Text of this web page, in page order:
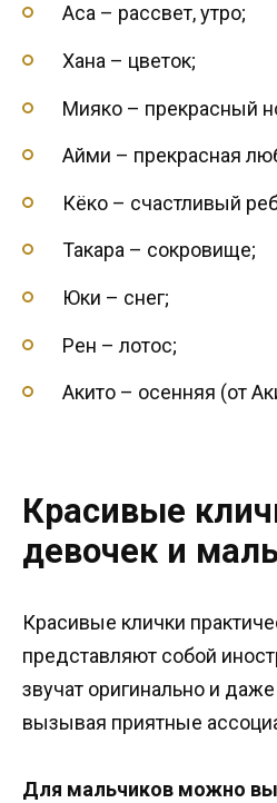
Аса – рассвет, утро;
Хана – цветок;
Мияко – прекрасный
Айми – прекрасная
Кёко – счастливый
Такара – сокровище;
Юки – снег;
Рен – лотос;
Акито – осенняя (от
Красивые
девочек и
Красивые клички
представляют собой
звучат оригинально и
вызывая приятные
Для мальчиков можно